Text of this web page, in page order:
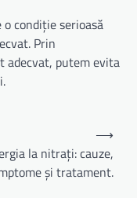
condiție serioasă
Prin
adecvat, putem evita
la nitrați: cauze,
și tratament.
⟶